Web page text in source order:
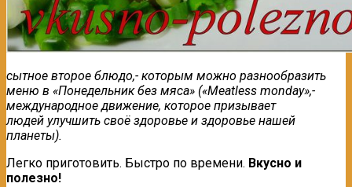
сытное второе блюдо,- которым можно разнообразить
меню в «Понедельник без мяса» («Meatless monday»,-
международное движение, которое призывает
людей улучшить своё здоровье и здоровье нашей
планеты).
Легко приготовить. Быстро по времени. Вкусно и
полезно!